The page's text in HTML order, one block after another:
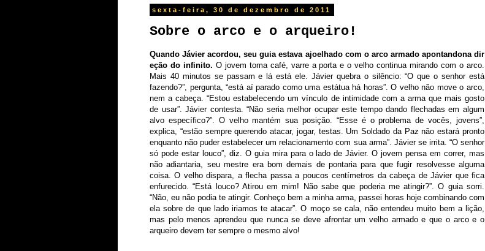
sexta-feira, 30 de dezembro de 2011
Sobre o arco e o arqueiro!
Quando Jávier acordou, seu guia estava ajoelhado com o arco armado apontandona dir
eção do infinito. O jovem toma café, varre a porta e o velho continua mirando com o arco.
Mais 40 minutos se passam e lá está ele. Jávier quebra o silêncio: “O que o senhor está
fazendo?”, pergunta, “está aí parado como uma estátua há horas”. O velho não move o arco,
nem a cabeça. “Estou estabelecendo um vínculo de intimidade com a arma que mais gosto
de usar”. Jávier contesta. “Não seria melhor ocupar este tempo dando flechadas em algum
alvo específico?”. O velho mantém sua posição. “Esse é o problema de vocês, jovens”,
explica, “estão sempre querendo atacar, jogar, testas. Um Soldado da Paz não estará pronto
enquanto não puder estabelecer um relacionamento com sua arma”. Jávier se irrita. “O senhor
só pode estar louco”, diz. O guia mira para o lado de Jávier. O jovem pensa em correr, mas
não adiantaria, seu mestre era bom demais de pontaria para que fugir resolvesse alguma
coisa. O velho dispara, a flecha passa a poucos centímetros da cabeça de Jávier que fica
enfurecido. “Está louco? Atirou em mim! Não sabe que poderia me atingir?”. O guia sorri.
“Não, eu não podia te atingir. Conheço bem a minha arma, passei horas hoje combinando com
ela sobre de que lado iriamos te atacar”. O moço se cala, não entendeu muito bem a lição,
mas pelo menos aprendeu que nunca se deve afrontar um velho armado e que o arco e o
arqueiro devem ter sempre o mesmo alvo!